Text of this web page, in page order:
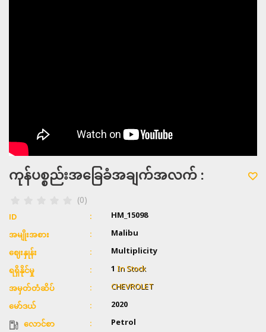
ကုန်ပစ္စည်းအခြေခံအချက်အလက် :
(0)
ID HM_15098
အမျိုးအစား Malibu
ဈေးနှုန်း Multiplicity
ရရှိနိုင်မှု 1In Stock
အမှတ်တံဆိပ် CHEVROLET
မော်ဒယ် 2020
လောင်စာ Petrol